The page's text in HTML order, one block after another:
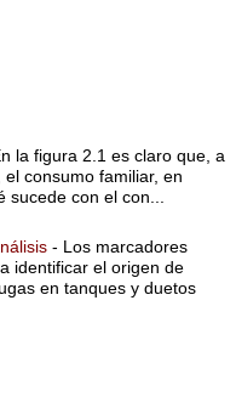
la figura 2.1 es claro que, a
consumo familiar, en
sucede con el con...
- Los marcadores
identificar el origen de
en tanques y duetos